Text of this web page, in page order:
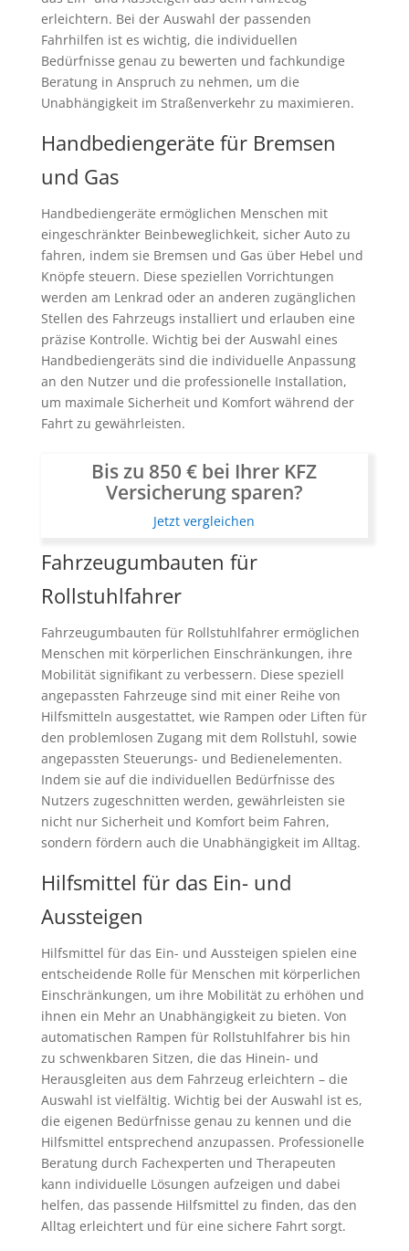
erleichtern. Bei der Auswahl der passenden
Fahrhilfen ist es wichtig, die individuellen
Bedürfnisse genau zu bewerten und fachkundige
Beratung in Anspruch zu nehmen, um die
Unabhängigkeit im Straßenverkehr zu maximieren.
Handbediengeräte für Bremsen
und Gas
Handbediengeräte ermöglichen Menschen mit
eingeschränkter Beinbeweglichkeit, sicher Auto zu
fahren, indem sie Bremsen und Gas über Hebel und
Knöpfe steuern. Diese speziellen Vorrichtungen
werden am Lenkrad oder an anderen zugänglichen
Stellen des Fahrzeugs installiert und erlauben eine
präzise Kontrolle. Wichtig bei der Auswahl eines
Handbediengeräts sind die individuelle Anpassung
an den Nutzer und die professionelle Installation,
um maximale Sicherheit und Komfort während der
Fahrt zu gewährleisten.
Bis zu 850 € bei Ihrer KFZ
Versicherung sparen?
Jetzt vergleichen
Fahrzeugumbauten für
Rollstuhlfahrer
Fahrzeugumbauten für Rollstuhlfahrer ermöglichen
Menschen mit körperlichen Einschränkungen, ihre
Mobilität signifikant zu verbessern. Diese speziell
angepassten Fahrzeuge sind mit einer Reihe von
Hilfsmitteln ausgestattet, wie Rampen oder Liften für
den problemlosen Zugang mit dem Rollstuhl, sowie
angepassten Steuerungs- und Bedienelementen.
Indem sie auf die individuellen Bedürfnisse des
Nutzers zugeschnitten werden, gewährleisten sie
nicht nur Sicherheit und Komfort beim Fahren,
sondern fördern auch die Unabhängigkeit im Alltag.
Hilfsmittel für das Ein- und
Aussteigen
Hilfsmittel für das Ein- und Aussteigen spielen eine
entscheidende Rolle für Menschen mit körperlichen
Einschränkungen, um ihre Mobilität zu erhöhen und
ihnen ein Mehr an Unabhängigkeit zu bieten. Von
automatischen Rampen für Rollstuhlfahrer bis hin
zu schwenkbaren Sitzen, die das Hinein- und
Herausgleiten aus dem Fahrzeug erleichtern – die
Auswahl ist vielfältig. Wichtig bei der Auswahl ist es,
die eigenen Bedürfnisse genau zu kennen und die
Hilfsmittel entsprechend anzupassen. Professionelle
Beratung durch Fachexperten und Therapeuten
kann individuelle Lösungen aufzeigen und dabei
helfen, das passende Hilfsmittel zu finden, das den
Alltag erleichtert und für eine sichere Fahrt sorgt.